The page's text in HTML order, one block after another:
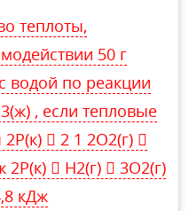
теплоты,
50 г
водой по реакции
, если тепловые
 2 1 2O2(г) 
 H2(г)  3O2(г)
кДж